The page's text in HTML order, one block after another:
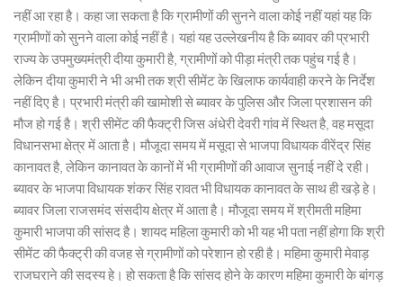
नहीं आ रहा है। कहा जा सकता है कि ग्रामीणों की सुनने वाला कोई नहीं यहां यह कि
ग्रामीणों को सुनने वाला कोई नहीं है। यहां यह उल्लेखनीय है कि ब्यावर की प्रभारी
राज्य के उपमुख्यमंत्री दीया कुमारी है, ग्रामीणों को पीड़ा मंत्री तक पहुंच गई है।
लेकिन दीया कुमारी ने भी अभी तक श्री सीमेंट के खिलाफ कार्यवाही करने के निर्देश
नहीं दिए है। प्रभारी मंत्री की खामोशी से ब्यावर के पुलिस और जिला प्रशासन की
मौज हो गई है। श्री सीमेंट की फैक्ट्री जिस अंधेरी देवरी गांव में स्थित है, वह मसूदा
विधानसभा क्षेत्र में आता है। मौजूदा समय में मसूदा से भाजपा विधायक वीरेंद्र सिंह
कानावत है, लेकिन कानावत के कानों में भी ग्रामीणों की आवाज सुनाई नहीं दे रही।
ब्यावर के भाजपा विधायक शंकर सिंह रावत भी विधायक कानावत के साथ ही खड़े हे।
ब्यावर जिला राजसमंद संसदीय क्षेत्र में आता है। मौजूदा समय में श्रीमती महिमा
कुमारी भाजपा की सांसद है। शायद महिला कुमारी को भी यह भी पता नहीं होगा कि श्री
सीमेंट की फैक्ट्री की वजह से ग्रामीणों को परेशान हो रही है। महिमा कुमारी मेवाड़
राजघराने की सदस्य हे। हो सकता है कि सांसद होने के कारण महिमा कुमारी के बांगड़